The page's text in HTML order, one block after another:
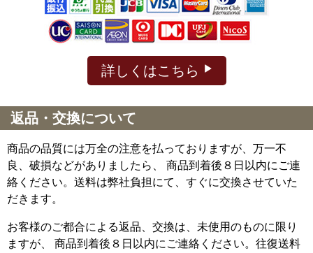
詳しくはこちら
返品・交換について
商品の品質には万全の注意を払っておりますが、万一不
良、破損などがありましたら、 商品到着後８日以内にご連
絡ください。送料は弊社負担にて、すぐに交換させていた
だきます。
お客様のご都合による返品、交換は、未使用のものに限り
ますが、
商品到着後８日以内にご連絡ください。往復送料